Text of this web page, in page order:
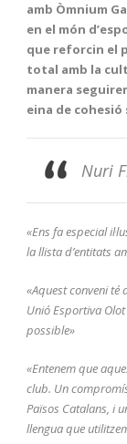
amb Òmnium
en el món
que reforcin el
total amb la
manera
eina de cohesió
Nuri
«Ens fa especial
la llista d’entitats
«Aquest conveni
Unió Esportiva
possible»
«Entenem que
club. Un
Països Catalans, i
llengua que